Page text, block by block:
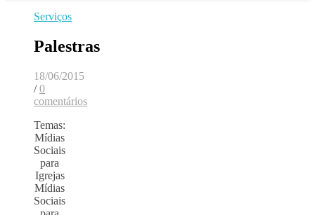
Serviços
Palestras
18/06/2015
/ 0
comentários
Temas:
Mídias
Sociais
para
Igrejas
Mídias
Sociais